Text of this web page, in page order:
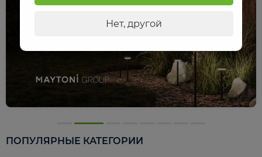
ПОПУЛЯРНЫЕ КАТЕГОРИИ
Нет, другой